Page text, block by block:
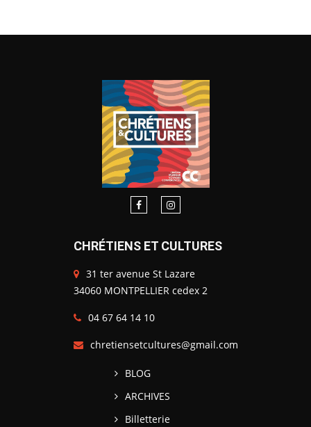
CHRÉTIENS ET CULTURES
31 ter avenue St Lazare
34060 MONTPELLIER cedex 2
04 67 64 14 10
chretiensetcultures@gmail.com
BLOG
ARCHIVES
Billetterie